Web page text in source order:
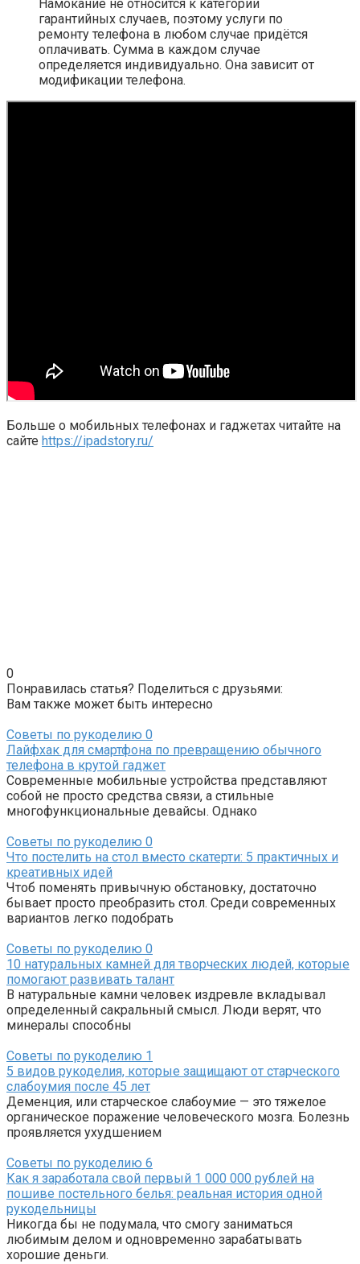
Намокание не относится к категории
гарантийных случаев, поэтому услуги по
ремонту телефона в любом случае придётся
оплачивать. Сумма в каждом случае
определяется индивидуально. Она зависит от
модификации телефона.
Больше о мобильных телефонах и гаджетах читайте на
сайте https://ipadstory.ru/
0
Понравилась статья? Поделиться с друзьями:
Вам также может быть интересно
Советы по рукоделию 0
Лайфхак для смартфона по превращению обычного
телефона в крутой гаджет
Современные мобильные устройства представляют
собой не просто средства связи, а стильные
многофункциональные девайсы. Однако
Советы по рукоделию 0
Что постелить на стол вместо скатерти: 5 практичных и
креативных идей
Чтоб поменять привычную обстановку, достаточно
бывает просто преобразить стол. Среди современных
вариантов легко подобрать
Советы по рукоделию 0
10 натуральных камней для творческих людей, которые
помогают развивать талант
В натуральные камни человек издревле вкладывал
определенный сакральный смысл. Люди верят, что
минералы способны
Советы по рукоделию 1
5 видов рукоделия, которые защищают от старческого
слабоумия после 45 лет
Деменция, или старческое слабоумие — это тяжелое
органическое поражение человеческого мозга. Болезнь
проявляется ухудшением
Советы по рукоделию 6
Как я заработала свой первый 1 000 000 рублей на
пошиве постельного белья: реальная история одной
рукодельницы
Никогда бы не подумала, что смогу заниматься
любимым делом и одновременно зарабатывать
хорошие деньги.